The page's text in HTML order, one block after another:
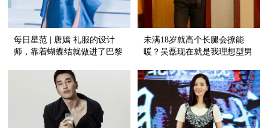
每日星范 | 唐嫣 礼服的设计
师，靠着蝴蝶结就做进了巴黎
未满18岁就高个长腿会撩能
暖？吴磊现在就是我理想型男